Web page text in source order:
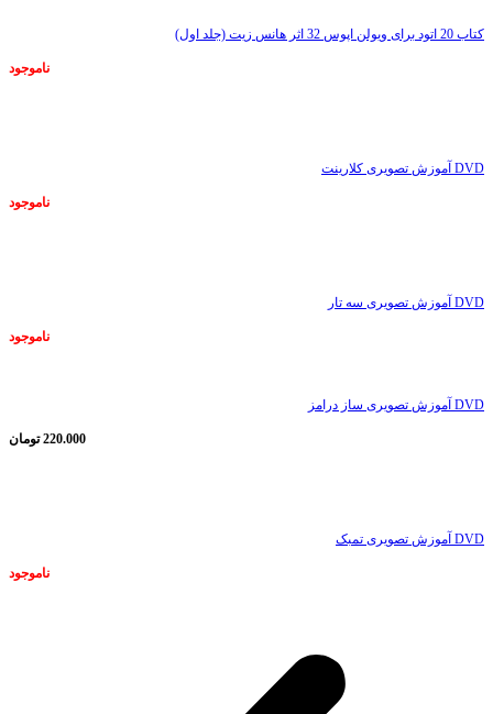
کتاب 20 اتود برای ویولن اپوس 32 اثر هانس زیت (جلد اول)
ناموجود
DVD آموزش تصویری کلارینت
ناموجود
DVD آموزش تصویری سه تار
ناموجود
DVD آموزش تصویری ساز درامز
220.000 تومان
DVD آموزش تصویری تمبک
ناموجود